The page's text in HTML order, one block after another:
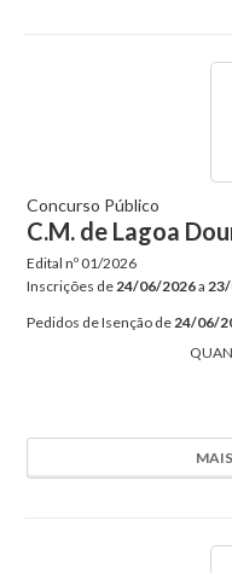
Concurso Público
C.M. de Lagoa
Edital nº 01/2026
Inscrições de24/06/2026a
Pedidos de Isenção de24/06/